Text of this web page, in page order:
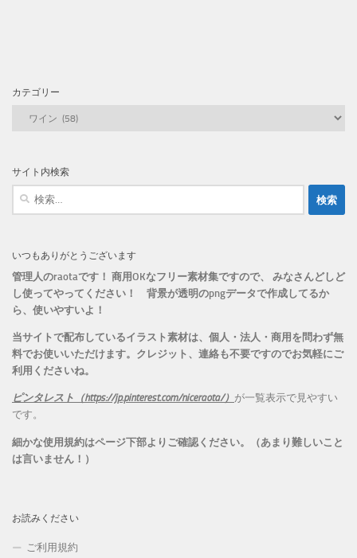
カテゴリー
ー
サイト内検索
検
いつもありがとうございます
管理人のraotaです！ 商用OKなフリー素材集ですので、 みなさんどしど
し使ってやってください！ 背景が透明のpngデータで作成してるか
ら、 使いやすいよ！
当サイトで配布しているイラスト素材は、個人・法人・商用を問わず無
料でお使いいただけます。 クレジット、連絡も不要ですのでお気軽にご
利用くださいね。
ピンタレスト（https://jp.pinterest.com/niceraota/） が一覧表示で見やすい
です。
細かな使用規約はページ下部よりご確認ください。（あまり難しいこと
は言いません！）
お読みください
ご利用規約